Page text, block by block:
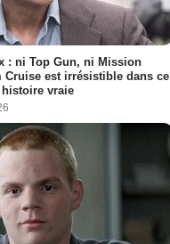
: ni Top Gun, ni Mission
Cruise est irrésistible dans ce
vraie